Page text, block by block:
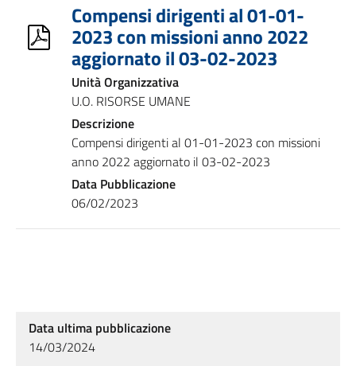
Compensi dirigenti al 01-01-
2023 con missioni anno 2022
aggiornato il 03-02-2023
Unità Organizzativa
U.O. RISORSE UMANE
Descrizione
Compensi dirigenti al 01-01-2023 con missioni
anno 2022 aggiornato il 03-02-2023
Data Pubblicazione
06/02/2023
Data ultima pubblicazione
14/03/2024